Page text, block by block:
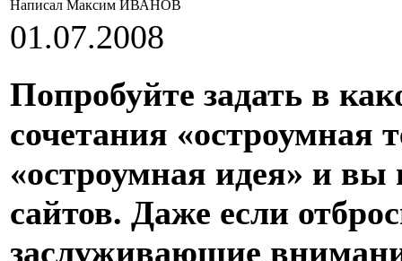
Написал Максим ИВАНОВ
01.07.2008
Попробуйте задать в
сочетания «остроумная
«остроумная идея» и
сайтов. Даже если
заслуживающие